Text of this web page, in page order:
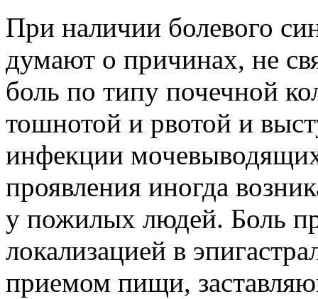
При наличии болевого
думают о причинах, не
боль по типу почечной
тошнотой и рвотой и
инфекции
проявления иногда
у пожилых людей. Боль
локализацией в
приемом пищи,